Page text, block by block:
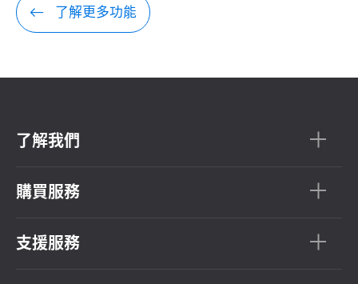
了解更多功能
了解我們
購買服務
支援服務